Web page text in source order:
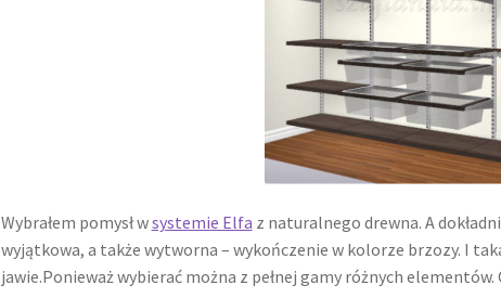
Wybrałem pomysł wsystemie Elfa z naturalnego drewna. A
wyjątkowa, a także wytworna – wykończenie w kolorze brzozy. I
jawie.Ponieważ wybierać można z pełnej gamy różnych